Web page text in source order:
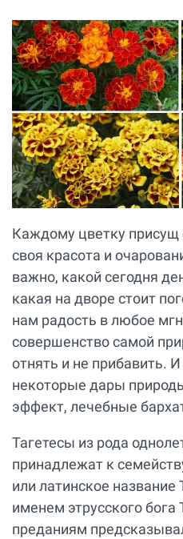
Каждому цветку присущ
своя красота и
важно, какой сегодня
какая на дворе стоит
нам радость в любое
совершенство самой
отнять и не прибавить.
некоторые дары
эффект, лечебные
Тагетесы из рода
принадлежат к
или латинское название
именем этрусского бога
преданиям